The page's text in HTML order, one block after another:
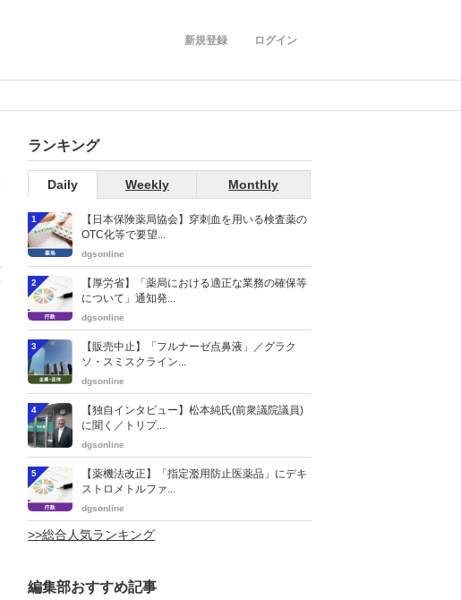
ログイン
新規登録
ランキング
Daily Weekly Monthly
1
【日本保険薬局協会】穿刺血を用いる検査薬の
OTC化等で要望...
dgsonline
2
【厚労省】「薬局における適正な業務の確保等
について」通知発...
dgsonline
3
【販売中止】「フルナーゼ点鼻液」／グラク
ソ・スミスクライン...
dgsonline
4
【独自インタビュー】松本純氏(前衆議院議員)
に聞く／トリプ...
dgsonline
5
【薬機法改正】「指定濫用防止医薬品」にデキ
ストロメトルファ...
dgsonline
>>総合人気ランキング
編集部おすすめ記事